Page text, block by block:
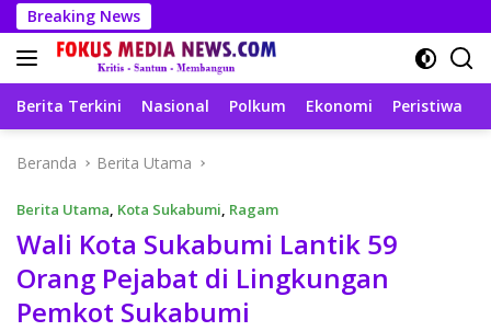
Langsung
ke
konten
Breaking News
Berita Terkini Nasional Polkum Ekonomi Peristiwa
Beranda Berita Utama
Berita Utama, Kota Sukabumi, Ragam
Wali Kota Sukabumi Lantik 59
Orang Pejabat di Lingkungan
Pemkot Sukabumi